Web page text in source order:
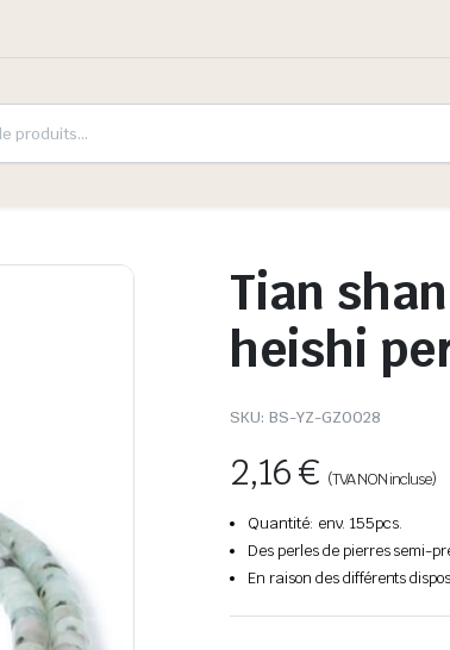
Tian
heishi
SKU: BS-YZ-GZ0028
2,16€ (TVA NON incluse)
Quantité: env. 155pcs.
Des perles de pierres semi-
En raison des différents